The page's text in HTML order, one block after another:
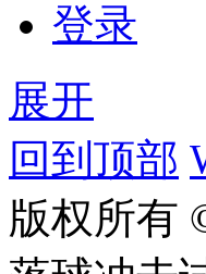
登录
展开
回到顶部
版权所有